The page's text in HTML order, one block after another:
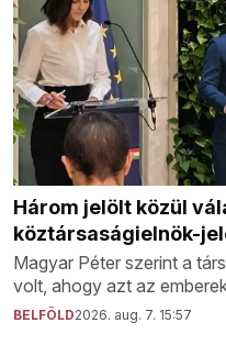
Három jelölt közül
köztársaságielnök-
Magyar Péter szerint a
volt, ahogy azt az
BELFÖLD2026. aug. 7. 15:57